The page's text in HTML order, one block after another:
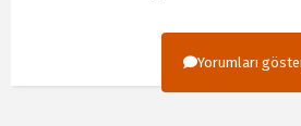
Yorumları